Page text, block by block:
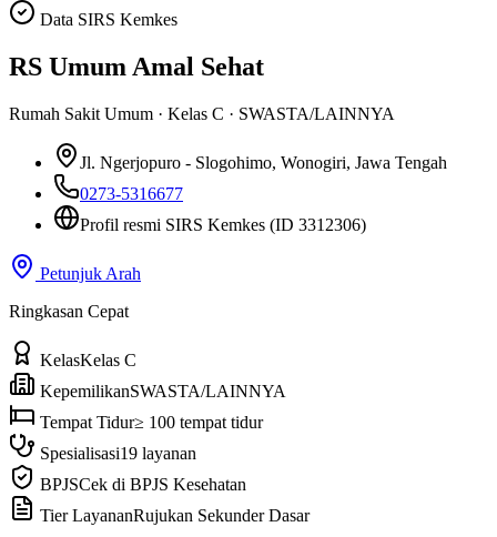
Data SIRS Kemkes
RS Umum Amal Sehat
Rumah Sakit Umum · Kelas C · SWASTA/LAINNYA
Jl. Ngerjopuro - Slogohimo, Wonogiri, Jawa Tengah
0273-5316677
Profil resmi SIRS Kemkes (ID 3312306)
Petunjuk Arah
Ringkasan Cepat
KelasKelas C
KepemilikanSWASTA/LAINNYA
Tempat Tidur≥ 100 tempat tidur
Spesialisasi19 layanan
BPJSCek di BPJS Kesehatan
Tier LayananRujukan Sekunder Dasar